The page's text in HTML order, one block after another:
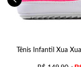
Tênis Infantil Xua